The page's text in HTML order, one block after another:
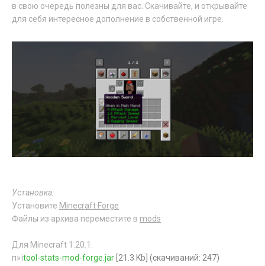
в свою очередь полезны для вас. Скачивайте, и открывайте
для себя интересное дополнение в собственной игре.
Установка:
Установите Minecraft Forge
Файлы из архива переместите в mods
Для Minecraft 1.20.1:
п»їtool-stats-mod-forge.jar [21.3 Kb] (cкачиваний: 247)